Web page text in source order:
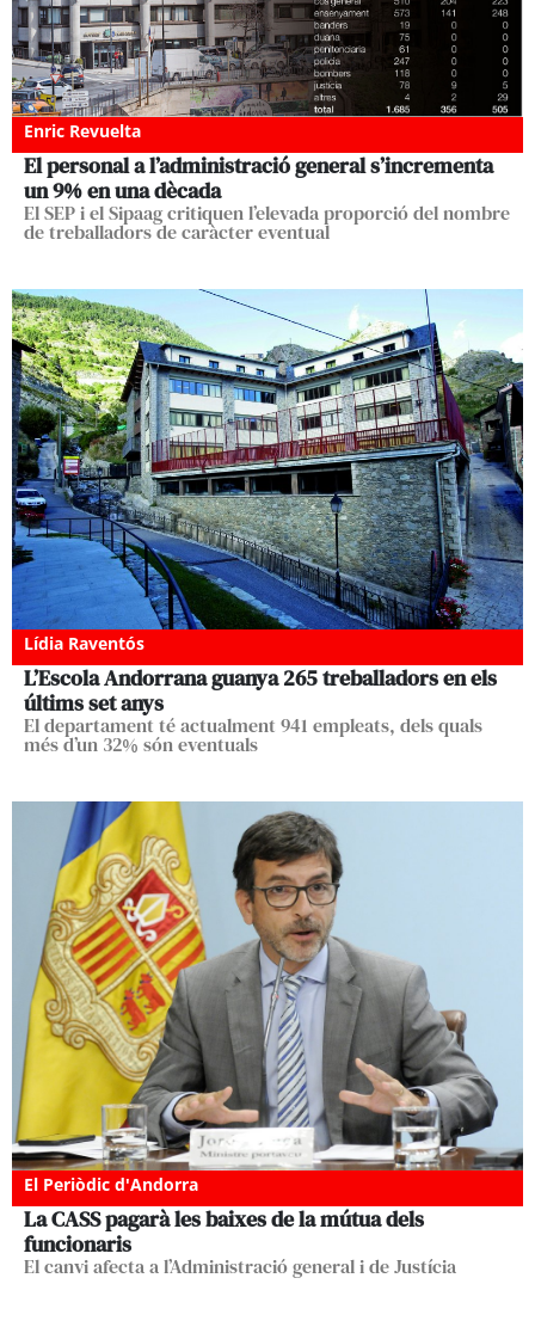
Enric Revuelta
El personal a l’administració general s’incrementa
un 9% en una dècada
El SEP i el Sipaag critiquen l’elevada proporció del nombre
de treballadors de caràcter eventual
Lídia Raventós
L’Escola Andorrana guanya 265 treballadors en els
últims set anys
El departament té actualment 941 empleats, dels quals
més d’un 32% són eventuals
El Periòdic d'Andorra
La CASS pagarà les baixes de la mútua dels
funcionaris
El canvi afecta a l’Administració general i de Justícia